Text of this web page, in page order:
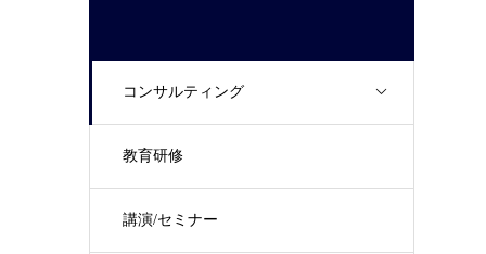
コンサルティング
教育研修
講演/セミナー